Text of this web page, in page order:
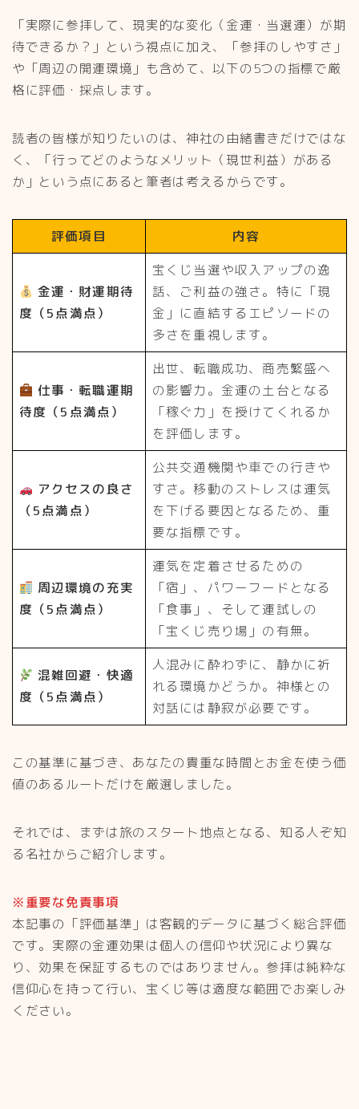
「実際に参拝して、現実的な変化（金運・当選運）が期
待できるか？」という視点に加え、「参拝のしやすさ」
や「周辺の開運環境」も含めて、以下の5つの指標で厳
格に評価・採点します。
読者の皆様が知りたいのは、神社の由緒書きだけではな
く、「行ってどのようなメリット（現世利益）がある
か」という点にあると筆者は考えるからです。
評価項目 内容
金運・財運期待
度（5点満点）
宝くじ当選や収入アップの逸
話、ご利益の強さ。特に「現
金」に直結するエピソードの
多さを重視します。
仕事・転職運期
待度（5点満点）
出世、転職成功、商売繁盛へ
の影響力。金運の土台となる
「稼ぐ力」を授けてくれるか
を評価します。
アクセスの良さ
（5点満点）
公共交通機関や車での行きや
すさ。移動のストレスは運気
を下げる要因となるため、重
要な指標です。
周辺環境の充実
度（5点満点）
運気を定着させるための
「宿」、パワーフードとなる
「食事」、そして運試しの
「宝くじ売り場」の有無。
混雑回避・快適
度（5点満点）
人混みに酔わずに、静かに祈
れる環境かどうか。神様との
対話には静寂が必要です。
この基準に基づき、あなたの貴重な時間とお金を使う価
値のあるルートだけを厳選しました。
それでは、まずは旅のスタート地点となる、知る人ぞ知
る名社からご紹介します。
※重要な免責事項
本記事の「評価基準」は客観的データに基づく総合評価
です。実際の金運効果は個人の信仰や状況により異な
り、効果を保証するものではありません。参拝は純粋な
信仰心を持って行い、宝くじ等は適度な範囲でお楽しみ
ください。